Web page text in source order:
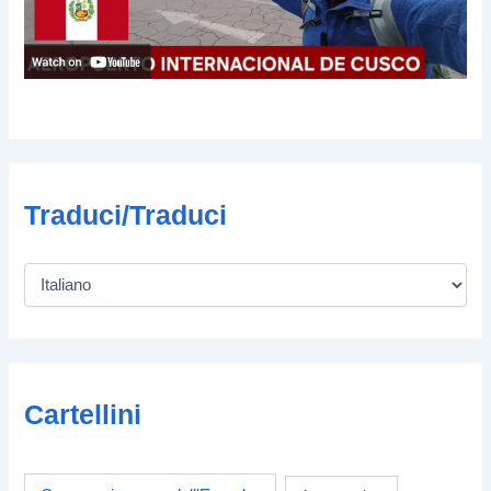
Traduci/Traduci
Cartellini